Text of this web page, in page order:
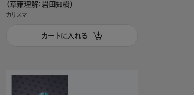
（草薙理解：岩田知樹）
カリスマ
カートに入れる